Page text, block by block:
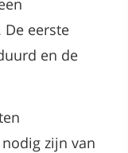
eerste
en de
zijn van